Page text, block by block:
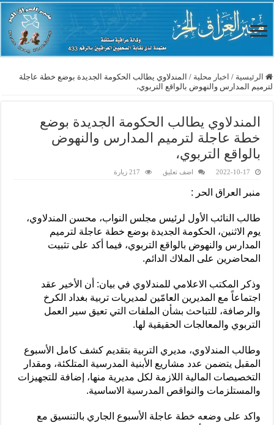
الرئيسية / اخبار محلية / المندلاوي يطالب الحكومة الجديدة بوضع خطة عاجلة
لترميم المدارس والنهوض بالواقع التربوي،
المندلاوي يطالب الحكومة الجديدة بوضع
خطة عاجلة لترميم المدارس والنهوض
بالواقع التربوي،
2022-10-17 اضف تعليق 217 زيارة
منبر العراق الحر :
طالب النائب الأول لرئيس مجلس النواب، محسن المندلاوي،
يوم الاثنين، الحكومة الجديدة بوضع خطة عاجلة لترميم
المدارس والنهوض بالواقع التربوي، فيما أكد على تثبيت
المحاضرين على الملاك الدائم.
وذكر المكتب الاعلامي للمندلاوي في بيان: أن الأخير عقد
اجتماعاً مع المديرين العامّين لمديريات تربية بغداد الكرخ
والرصافة، للتباحث بشأن الملفات التي تعيق سير العمل
التربوي والمعالجات الحقيقية لها.
وطالب المندلاوي، مديري التربية بتقديم كشف كامل الأسبوع
المقبل يتضمن عدد مشاريع الأبنية المدرسية المتلكئة، ومقدار
التخصيصات المالية اللازمة لكل مديرية منها، إضافة للتجهيزات
والمستلزمات والنواقص المدرسية الاساسية.
واكد على وضعه خطة عاجلة الأسبوع الجاري بالتنسيق مع